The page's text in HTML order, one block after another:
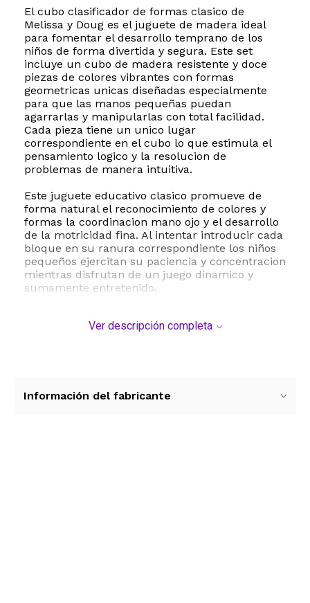
El cubo clasificador de formas clasico de
Melissa y Doug es el juguete de madera ideal
para fomentar el desarrollo temprano de los
niños de forma divertida y segura. Este set
incluye un cubo de madera resistente y doce
piezas de colores vibrantes con formas
geometricas unicas diseñadas especialmente
para que las manos pequeñas puedan
agarrarlas y manipularlas con total facilidad.
Cada pieza tiene un unico lugar
correspondiente en el cubo lo que estimula el
pensamiento logico y la resolucion de
problemas de manera intuitiva.
Este juguete educativo clasico promueve de
forma natural el reconocimiento de colores y
formas la coordinacion mano ojo y el desarrollo
de la motricidad fina. Al intentar introducir cada
bloque en su ranura correspondiente los niños
pequeños ejercitan su paciencia y concentracion
mientras disfrutan de un juego dinamico y
sumamente entretenido.
acabados no toxicos este clasificador garantiza
niños de 2 a 4 años de edad.
Ver descripción completa
Información del fabricante